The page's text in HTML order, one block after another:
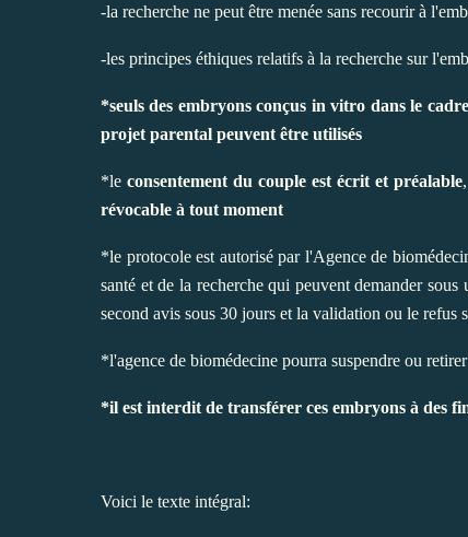
-la recherche ne peut être menée sans recourir à
-les principes éthiques relatifs à la recherche sur
*seuls des embryons conçus in vitro dans le
projet parental peuvent être utilisés
*le consentement du couple est écrit et préalable
révocable à tout moment
*le protocole est autorisé par l'Agence de
santé et de la recherche qui peuvent demander
second avis sous 30 jours et la validation ou le refus
*l'agence de biomédecine pourra suspendre ou
*il est interdit de transférer ces embryons à des
Voici le texte intégral: